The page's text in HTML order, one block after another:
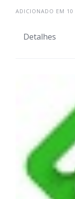
ADICIONADO EM 10
Detalhes